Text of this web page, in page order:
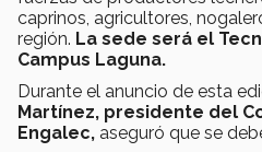
caprinos, agricultores,
región. La sede será el
Campus Laguna.
Durante el anuncio de esta
Martínez, presidente del
Engalec, aseguró que se